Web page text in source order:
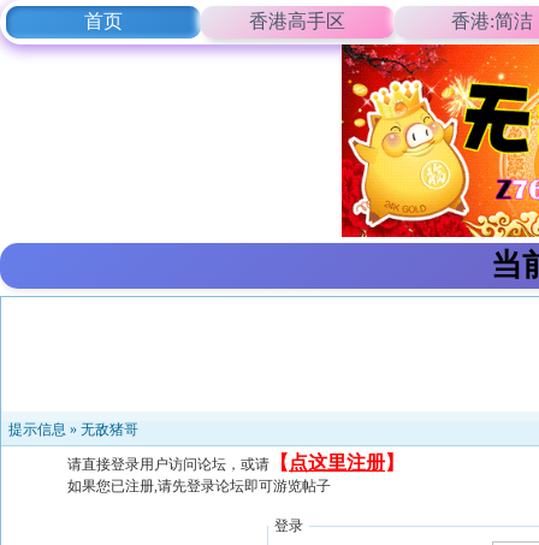
首页 香港高手区 香港:简洁
当
提示信息 » 无敌猪哥
请直接登录用户访问论坛，或请 【 点这里注册】
如果您已注册,请先登录论坛即可游览帖子
登录